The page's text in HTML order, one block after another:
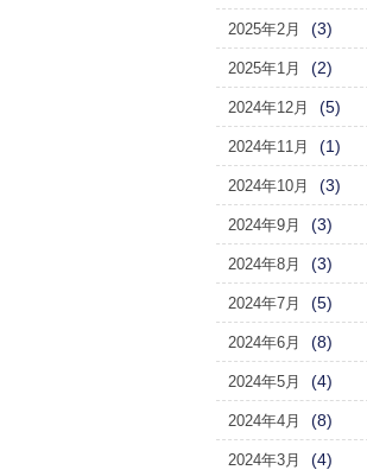
2025年2月 (3)
2025年1月 (2)
2024年12月 (5)
2024年11月 (1)
2024年10月 (3)
2024年9月 (3)
2024年8月 (3)
2024年7月 (5)
2024年6月 (8)
2024年5月 (4)
2024年4月 (8)
2024年3月 (4)